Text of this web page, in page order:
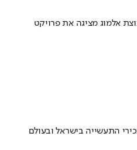
התעשייה בישראל ובעולם